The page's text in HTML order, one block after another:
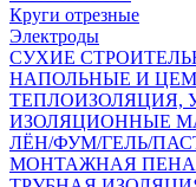
Круги отрезные
Электроды
СУХИЕ
НАПОЛЬНЫЕ И
ТЕПЛОИЗОЛЯЦИЯ,
ИЗОЛЯЦИОННЫЕ
ЛЁН/ФУМ/ГЕЛЬ/
МОНТАЖНАЯ ПЕНА